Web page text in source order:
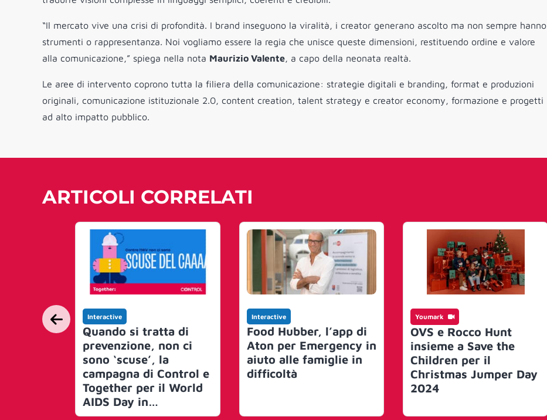
“Il mercato vive una crisi di profondità. I brand inseguono la viralità, i creator generano ascolto ma non sempre hanno
strumenti o rappresentanza. Noi vogliamo essere la regia che unisce queste dimensioni, restituendo ordine e valore
alla comunicazione,” spiega nella nota Maurizio Valente, a capo della neonata realtà.
Le aree di intervento coprono tutta la filiera della comunicazione: strategie digitali e branding, format e produzioni
originali, comunicazione istituzionale 2.0, content creation, talent strategy e creator economy, formazione e progetti
ad alto impatto pubblico.
ARTICOLI CORRELATI
Interactive
Quando si tratta di
prevenzione, non ci
sono ‘scuse’, la
campagna di Control e
Together per il World
AIDS Day in
collaborazione con il
Interactive
Food Hubber, l’app di
Aton per Emergency in
aiuto alle famiglie in
difficoltà
Youmark
OVS e Rocco Hunt
insieme a Save the
Children per il
Christmas Jumper Day
2024